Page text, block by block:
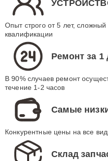
Опыт строго от 5 лет,
квалификации
Ремонт за 1
В 90% случаев ремонт
течение 1-2 часов
Самые
Конкурентные цены на все
Склад